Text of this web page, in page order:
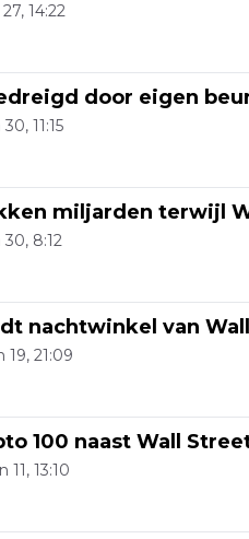
14:22
door eigen
11:15
miljarden terwijl
30, 8:12
nachtwinkel van
19, 21:09
100 naast Wall
11, 13:10